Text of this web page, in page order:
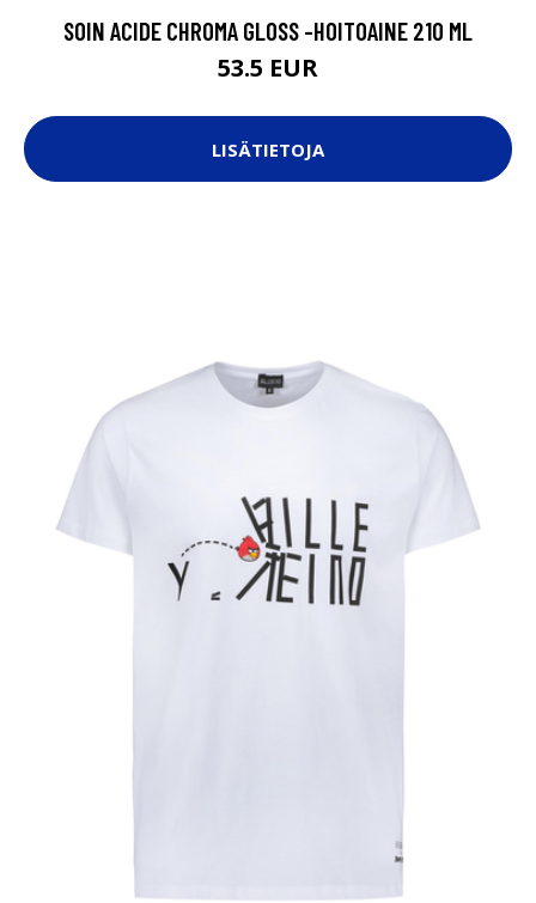
SOIN ACIDE CHROMA GLOSS -HOITOAINE 210 ML
53.5 EUR
LISÄTIETOJA